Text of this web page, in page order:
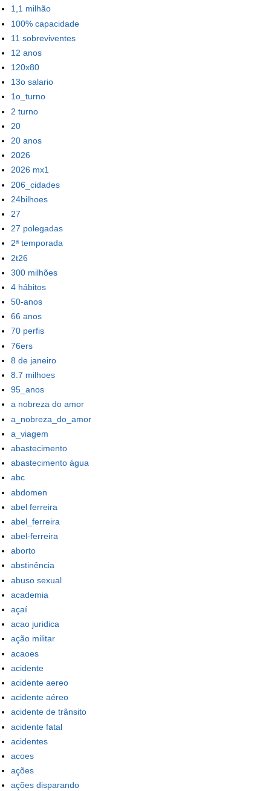
1,1 milhão
100% capacidade
11 sobreviventes
12 anos
120x80
13o salario
1o_turno
2 turno
20
20 anos
2026
2026 mx1
206_cidades
24bilhoes
27
27 polegadas
2ª temporada
2t26
300 milhões
4 hábitos
50-anos
66 anos
70 perfis
76ers
8 de janeiro
8.7 milhoes
95_anos
a nobreza do amor
a_nobreza_do_amor
a_viagem
abastecimento
abastecimento água
abc
abdomen
abel ferreira
abel_ferreira
abel-ferreira
aborto
abstinência
abuso sexual
academia
açaí
acao juridica
ação militar
acaoes
acidente
acidente aereo
acidente aéreo
acidente de trânsito
acidente fatal
acidentes
acoes
ações
ações disparando